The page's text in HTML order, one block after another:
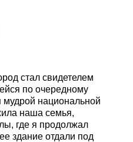
стал свидетелем
по очередному
национальной
наша семья,
где я продолжал
здание отдали под